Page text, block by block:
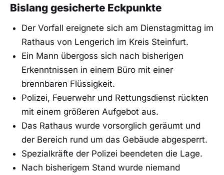
Bislang gesicherte Eckpunkte
Der Vorfall ereignete sich am Dienstagmittag im
Rathaus von Lengerich im Kreis Steinfurt.
Ein Mann übergoss sich nach bisherigen
Erkenntnissen in einem Büro mit einer
brennbaren Flüssigkeit.
Polizei, Feuerwehr und Rettungsdienst rückten
mit einem größeren Aufgebot aus.
Das Rathaus wurde vorsorglich geräumt und
der Bereich rund um das Gebäude abgesperrt.
Spezialkräfte der Polizei beendeten die Lage.
Nach bisherigem Stand wurde niemand